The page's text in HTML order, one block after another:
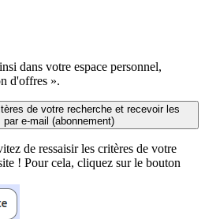
dans votre espace personnel,
d'offres ».
de votre recherche et recevoir les
par e-mail (abonnement)
de ressaisir les critères de votre
! Pour cela, cliquez sur le bouton